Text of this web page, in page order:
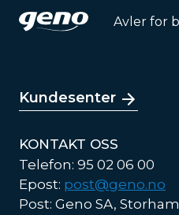
Avler for
Kundesenter
KONTAKT OSS
Telefon: 95 02 06 00
Epost: post@geno.no
Post: Geno SA,